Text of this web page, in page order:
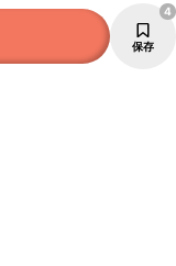
保存
4